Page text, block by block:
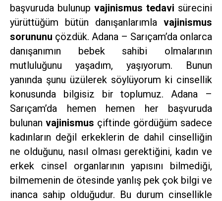
başvuruda bulunup vajinismus tedavi sürecini
yürüttüğüm bütün danışanlarımla vajinismus
sorununu çözdük. Adana – Sarıçam’da onlarca
danışanımın bebek sahibi olmalarının
mutluluğunu yaşadım, yaşıyorum. Bunun
yanında şunu üzülerek söylüyorum ki cinsellik
konusunda bilgisiz bir toplumuz. Adana –
Sarıçam’da hemen hemen her başvuruda
bulunan vajinismus çiftinde gördüğüm sadece
kadınların değil erkeklerin de dahil cinselliğin
ne olduğunu, nasıl olması gerektiğini, kadın ve
erkek cinsel organlarının yapısını bilmediği,
bilmemenin de ötesinde yanlış pek çok bilgi ve
inanca sahip olduğudur. Bu durum cinsellikle